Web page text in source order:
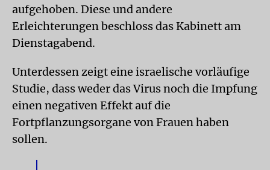
aufgehoben. Diese und andere
Erleichterungen beschloss das Kabinett am
Dienstagabend.
Unterdessen zeigt eine israelische vorläufige
Studie, dass weder das Virus noch die Impfung
einen negativen Effekt auf die
Fortpflanzungsorgane von Frauen haben
sollen.